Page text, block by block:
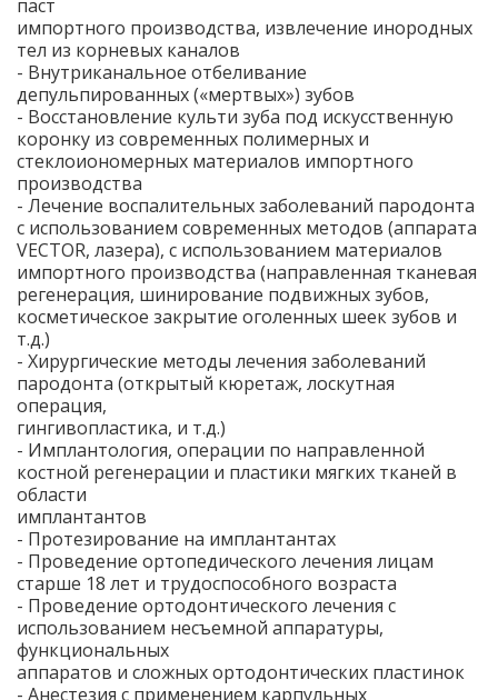
паст
импортного производства, извлечение инородных
тел из корневых каналов
- Внутриканальное отбеливание
депульпированных («мертвых») зубов
- Восстановление культи зуба под искусственную
коронку из современных полимерных и
стеклоиономерных материалов импортного
производства
- Лечение воспалительных заболеваний пародонта
с использованием современных методов (аппарата
VECTOR, лазера), с использованием материалов
импортного производства (направленная тканевая
регенерация, шинирование подвижных зубов,
косметическое закрытие оголенных шеек зубов и
т.д.)
- Хирургические методы лечения заболеваний
пародонта (открытый кюретаж, лоскутная
операция,
гингивопластика, и т.д.)
- Имплантология, операции по направленной
костной регенерации и пластики мягких тканей в
области
имплантантов
- Протезирование на имплантантах
- Проведение ортопедического лечения лицам
старше 18 лет и трудоспособного возраста
- Проведение ортодонтического лечения с
использованием несъемной аппаратуры,
функциональных
аппаратов и сложных ортодонтических пластинок
- Анестезия с применением карпульных